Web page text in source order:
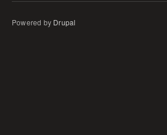
Powered by Drupal